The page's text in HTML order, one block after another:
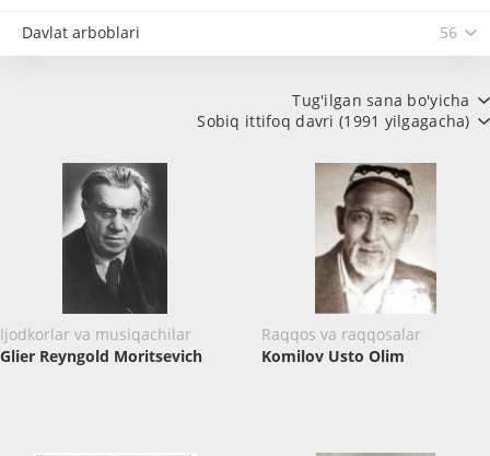
Davlat arboblari 56
Tug'ilgan sana bo'yicha
Sobiq ittifoq davri (1991 yilgagacha)
Ijodkorlar va musiqachilar
Glier Reyngold Moritsevich
Raqqos va raqqosalar
Komilov Usto Olim